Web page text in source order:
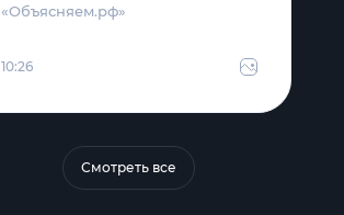
«Объясняем.рф»
10:26
Смотреть все